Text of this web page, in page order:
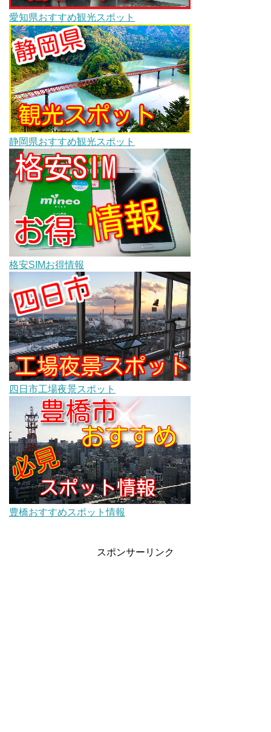
愛知県おすすめ観光スポット
静岡県おすすめ観光スポット
格安SIMお得情報
四日市工場夜景スポット
豊橋おすすめスポット情報
スポンサーリンク